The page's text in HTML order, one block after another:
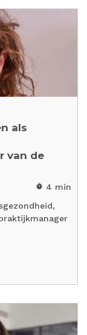
als
van de
timer 4 min